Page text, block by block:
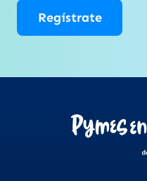
Regístrate